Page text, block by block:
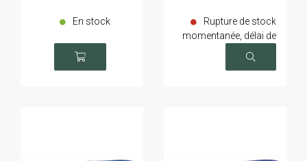
En stock
Rupture de stock
momentanée, délai de
livraison sur demande